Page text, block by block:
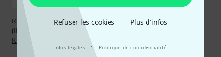
Refuser les cookies Plus d´infos
Infos légales · Politique de confidentialité
Réglez de manière sûre et sécurisée par Virement
(IBAN/BIC), PayPal, Amazon Pay,
Klarna Payer Maintenant
Klarna Payer en 3 fois
ou Carte de crédit.